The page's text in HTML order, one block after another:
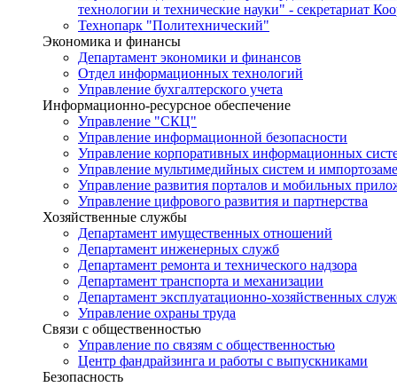
технологии и технические науки" - секретариат
Технопарк "Политехнический"
Экономика и финансы
Департамент экономики и финансов
Отдел информационных технологий
Управление бухгалтерского учета
Информационно-ресурсное обеспечение
Управление "СКЦ"
Управление информационной безопасности
Управление корпоративных информационных
Управление мультимедийных систем и
Управление развития порталов и мобильных
Управление цифрового развития и партнерства
Хозяйственные службы
Департамент имущественных отношений
Департамент инженерных служб
Департамент ремонта и технического надзора
Департамент транспорта и механизации
Департамент эксплуатационно-хозяйственных
Управление охраны труда
Связи с общественностью
Управление по связям с общественностью
Центр фандрайзинга и работы с выпускниками
Безопасность